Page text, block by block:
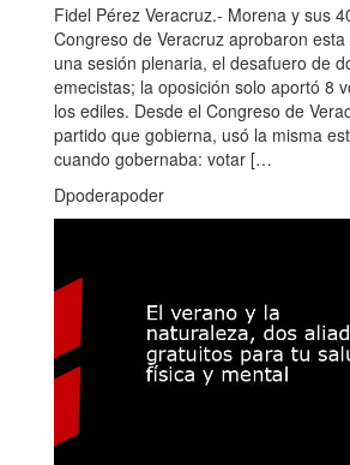
Fidel Pérez Veracruz.- Morena y sus
Congreso de Veracruz aprobaron
una sesión plenaria, el desafuero de
emecistas; la oposición solo aportó 8
los ediles. Desde el Congreso de
partido que gobierna, usó la misma
cuando gobernaba: votar […
Dpoderapoder